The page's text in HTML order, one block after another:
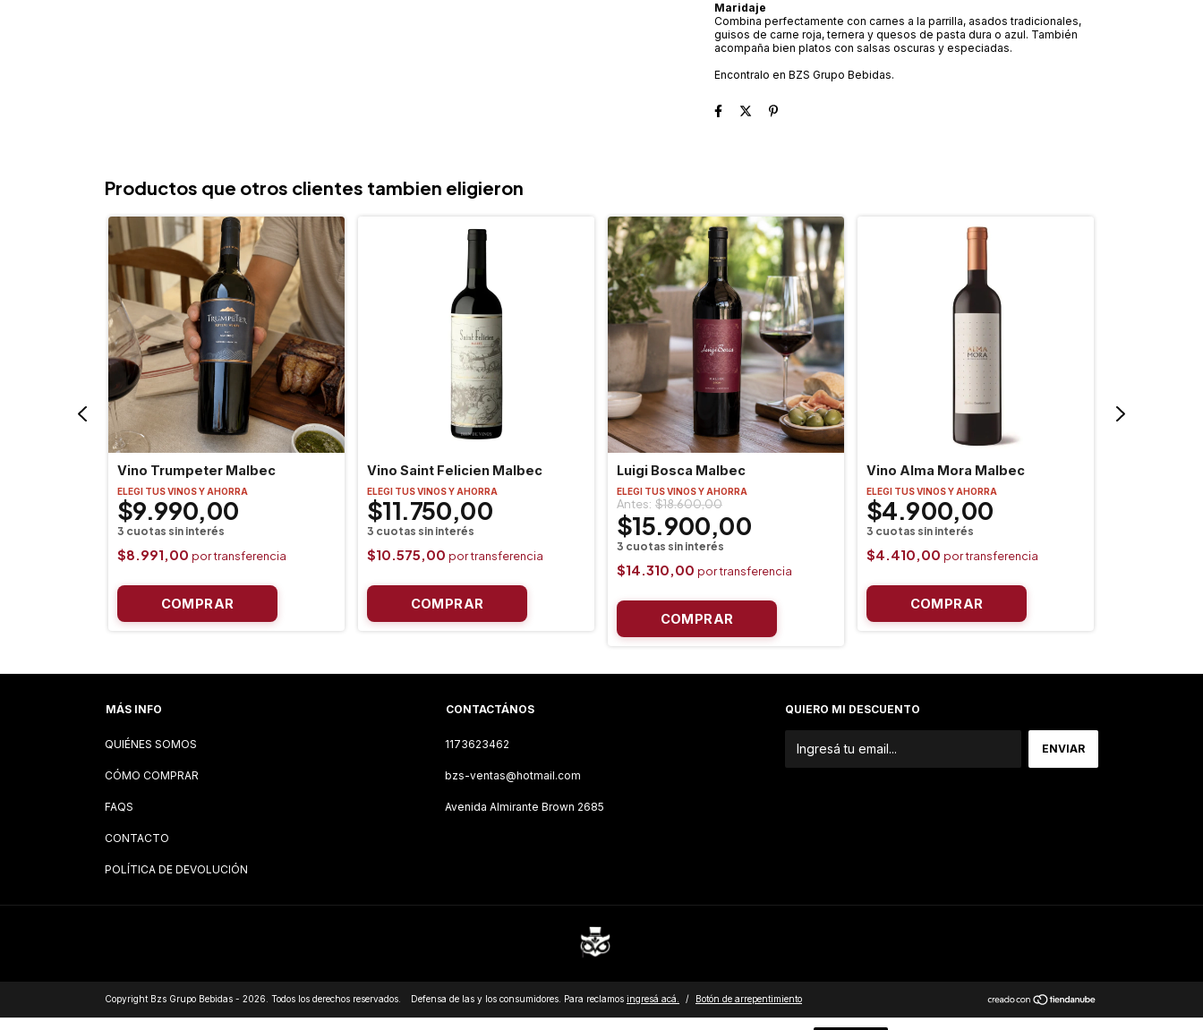
Maridaje
Combina perfectamente con carnes a la parrilla, asados tradicionales,
guisos de carne roja, ternera y quesos de pasta dura o azul. También
acompaña bien platos con salsas oscuras y especiadas.
Encontralo en BZS Grupo Bebidas.
Productos que otros clientes tambien eligieron
Vino Trumpeter Malbec
ELEGI TUS VINOS Y AHORRA
$9.990,00
$8.991,00
Vino Saint Felicien Malbec
ELEGI TUS VINOS Y AHORRA
$11.750,00
$10.575,00
Luigi Bosca Malbec
ELEGI TUS VINOS Y AHORRA
$15.900,00
$18.600,00
$14.310,00
Vino Alma Mora Malbec
ELEGI TUS VINOS Y AHORRA
$4.900,00
$4.410,00
MÁS INFO
QUIÉNES SOMOS
CÓMO COMPRAR
FAQS
CONTACTO
POLÍTICA DE DEVOLUCIÓN
CONTACTÁNOS
1173623462
bzs-ventas@hotmail.com
Avenida Almirante Brown 2685
QUIERO MI DESCUENTO
Copyright Bzs Grupo Bebidas - 2026. Todos los derechos reservados. Defensa de las y los consumidores. Para reclamos ingresá acá. / Botón de arrepentimiento